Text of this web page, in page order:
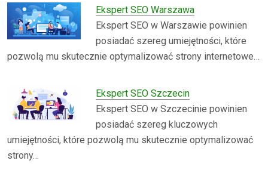
Ekspert SEO Warszawa
Ekspert SEO w Warszawie powinien
posiadać szereg umiejętności, które
pozwolą mu skutecznie optymalizować strony internetowe…
Ekspert SEO Szczecin
Ekspert SEO w Szczecinie powinien
posiadać szereg kluczowych
umiejętności, które pozwolą mu skutecznie optymalizować
strony…